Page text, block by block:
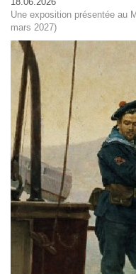
Une exposition présentée au
mars 2027)